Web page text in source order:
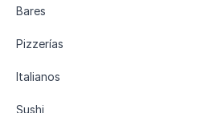
Bares
Pizzerías
Italianos
Sushi